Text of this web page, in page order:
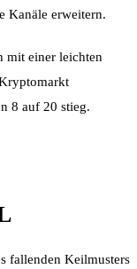
Kanäle erweitern.
mit einer leichten
8 auf 20 stieg.
fallenden Keilmusters